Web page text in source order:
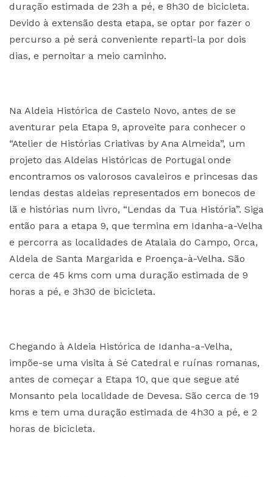
duração estimada de 23h a pé, e 8h30 de bicicleta.
Devido à extensão desta etapa, se optar por fazer o
percurso a pé será conveniente reparti-la por dois
dias, e pernoitar a meio caminho.
Na Aldeia Histórica de Castelo Novo, antes de se
aventurar pela Etapa 9, aproveite para conhecer o
“Atelier de Histórias Criativas by Ana Almeida”, um
projeto das Aldeias Históricas de Portugal onde
encontramos os valorosos cavaleiros e princesas das
lendas destas aldeias representados em bonecos de
lã e histórias num livro, “Lendas da Tua História”. Siga
então para a etapa 9, que termina em Idanha-a-Velha
e percorra as localidades de Atalaia do Campo, Orca,
Aldeia de Santa Margarida e Proença-à-Velha. São
cerca de 45 kms com uma duração estimada de 9
horas a pé, e 3h30 de bicicleta.
Chegando à Aldeia Histórica de Idanha-a-Velha,
impõe-se uma visita à Sé Catedral e ruínas romanas,
antes de começar a Etapa 10, que que segue até
Monsanto pela localidade de Devesa. São cerca de 19
kms e tem uma duração estimada de 4h30 a pé, e 2
horas de bicicleta.